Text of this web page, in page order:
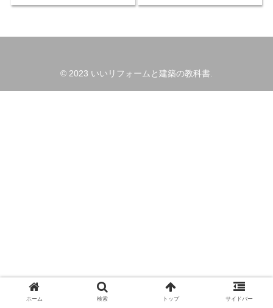
© 2023 いいリフォームと建築の教科書.
ホーム 検索 トップ サイドバー